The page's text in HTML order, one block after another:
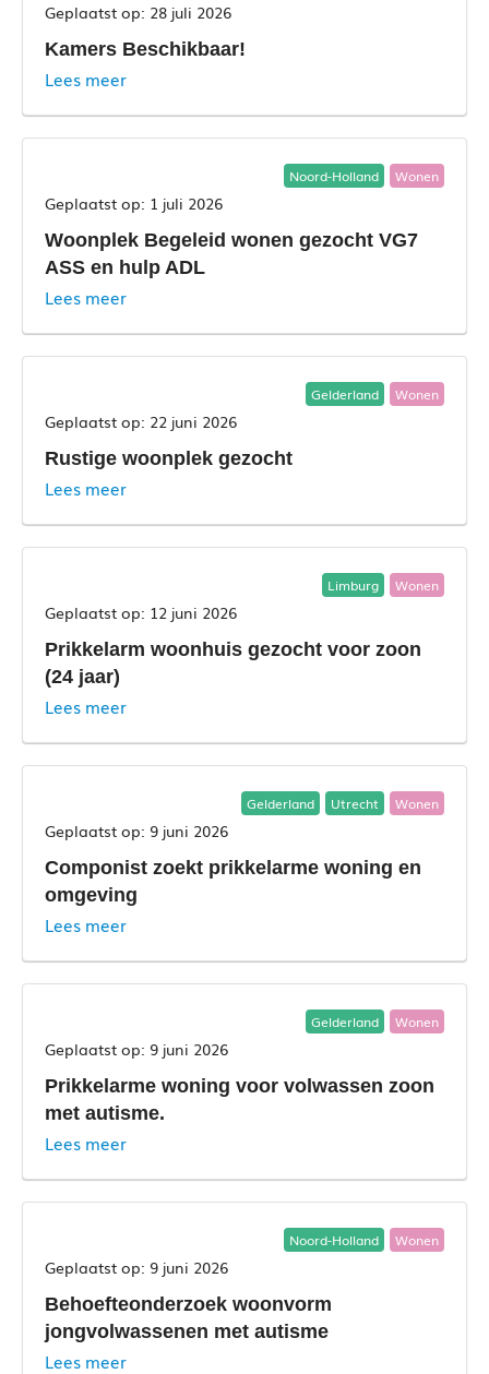
28 juli 2026
Kamers Beschikbaar!
Lees meer
Noord-Holland Wonen
1 juli 2026
Woonplek Begeleid wonen gezocht VG7
ASS en hulp ADL
Lees meer
Gelderland Wonen
22 juni 2026
Rustige woonplek gezocht
Lees meer
Limburg Wonen
12 juni 2026
Prikkelarm woonhuis gezocht voor zoon
(24 jaar)
Lees meer
Gelderland Utrecht Wonen
9 juni 2026
Componist zoekt prikkelarme woning en
omgeving
Lees meer
Gelderland Wonen
9 juni 2026
Prikkelarme woning voor volwassen zoon
met autisme.
Lees meer
Noord-Holland Wonen
9 juni 2026
Behoefteonderzoek woonvorm
jongvolwassenen met autisme
Lees meer